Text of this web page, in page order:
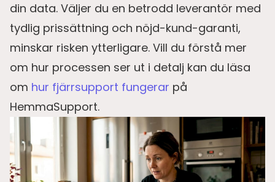
din data. Väljer du en betrodd leverantör med
tydlig prissättning och nöjd-kund-garanti,
minskar risken ytterligare. Vill du förstå mer
om hur processen ser ut i detalj kan du läsa
om hur fjärrsupport fungerar på
HemmaSupport.